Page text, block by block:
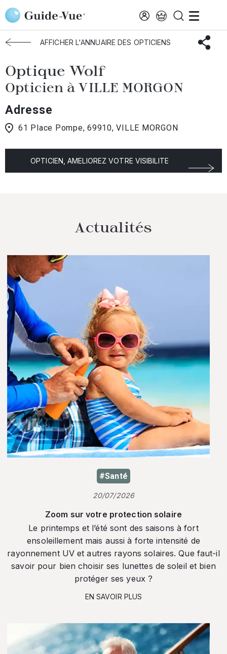
Aller au contenu principal
Accueil Choisir mon opticien Ville-Morgon Optique Wolf
AFFICHER L'ANNUAIRE DES OPTICIENS
Optique Wolf
Opticien à VILLE MORGON
Adresse
61 Place Pompe, 69910, VILLE MORGON
OPTICIEN, AMELIOREZ VOTRE VISIBILITE
Actualités
#Santé
20/07/2026
Zoom sur votre protection solaire
Le printemps et l’été sont des saisons à fort
ensoleillement mais aussi à forte intensité de
rayonnement UV et autres rayons solaires. Que faut-il
savoir pour bien choisir ses lunettes de soleil et bien
protéger ses yeux ?
EN SAVOIR PLUS